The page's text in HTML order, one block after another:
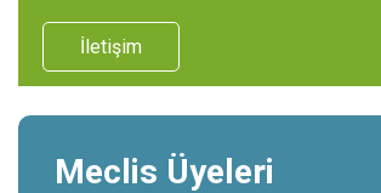
İletişim
Meclis Üyeleri